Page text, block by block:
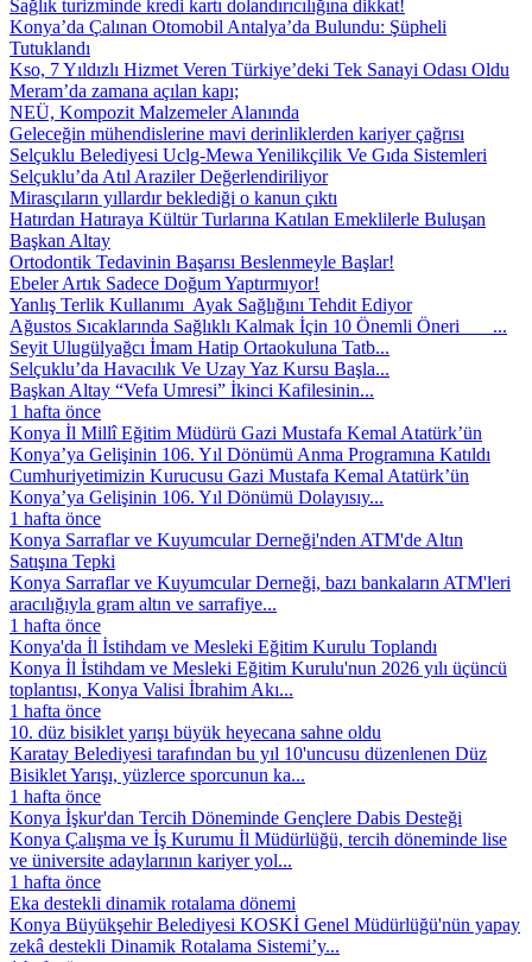
Sağlık turizminde kredi kartı dolandırıcılığına dikkat!
Konya’da Çalınan Otomobil Antalya’da Bulundu: Şüpheli
Tutuklandı
Kso, 7 Yıldızlı Hizmet Veren Türkiye’deki Tek Sanayi Odası Oldu
Meram’da zamana açılan kapı;
NEÜ, Kompozit Malzemeler Alanında
Geleceğin mühendislerine mavi derinliklerden kariyer çağrısı
Selçuklu Belediyesi Uclg-Mewa Yenilikçilik Ve Gıda Sistemleri
Selçuklu’da Atıl Araziler Değerlendiriliyor
Mirasçıların yıllardır beklediği o kanun çıktı
Hatırdan Hatıraya Kültür Turlarına Katılan Emeklilerle Buluşan
Başkan Altay
Ortodontik Tedavinin Başarısı Beslenmeyle Başlar!
Ebeler Artık Sadece Doğum Yaptırmıyor!
Yanlış Terlik Kullanımı Ayak Sağlığını Tehdit Ediyor
Ağustos Sıcaklarında Sağlıklı Kalmak İçin 10 Önemli Öneri ...
Seyit Ulugülyağcı İmam Hatip Ortaokuluna Tatb...
Selçuklu’da Havacılık Ve Uzay Yaz Kursu Başla...
Başkan Altay “Vefa Umresi” İkinci Kafilesinin...
1 hafta önce
Konya İl Millî Eğitim Müdürü Gazi Mustafa Kemal Atatürk’ün
Konya’ya Gelişinin 106. Yıl Dönümü Anma Programına Katıldı
Cumhuriyetimizin Kurucusu Gazi Mustafa Kemal Atatürk’ün
Konya’ya Gelişinin 106. Yıl Dönümü Dolayısıy...
1 hafta önce
Konya Sarraflar ve Kuyumcular Derneği'nden ATM'de Altın
Satışına Tepki
Konya Sarraflar ve Kuyumcular Derneği, bazı bankaların ATM'leri
aracılığıyla gram altın ve sarrafiye...
1 hafta önce
Konya'da İl İstihdam ve Mesleki Eğitim Kurulu Toplandı
Konya İl İstihdam ve Mesleki Eğitim Kurulu'nun 2026 yılı üçüncü
toplantısı, Konya Valisi İbrahim Akı...
1 hafta önce
10. düz bisiklet yarışı büyük heyecana sahne oldu
Karatay Belediyesi tarafından bu yıl 10'uncusu düzenlenen Düz
Bisiklet Yarışı, yüzlerce sporcunun ka...
1 hafta önce
Konya İşkur'dan Tercih Döneminde Gençlere Dabis Desteği
Konya Çalışma ve İş Kurumu İl Müdürlüğü, tercih döneminde lise
ve üniversite adaylarının kariyer yol...
1 hafta önce
Eka destekli dinamik rotalama dönemi
Konya Büyükşehir Belediyesi KOSKİ Genel Müdürlüğü'nün yapay
zekâ destekli Dinamik Rotalama Sistemi’y...